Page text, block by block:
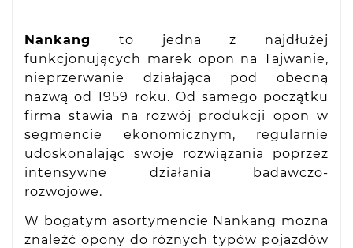
Nankang
to jedna z najdłużej
funkcjonujących marek opon na Tajwanie,
nieprzerwanie działająca pod obecną
nazwą od 1959 roku. Od samego początku
firma stawia na rozwój produkcji opon w
segmencie ekonomicznym, regularnie
udoskonalając swoje rozwiązania poprzez
intensywne działania badawczo-
rozwojowe.
W bogatym asortymencie Nankang można
znaleźć opony do różnych typów pojazdów